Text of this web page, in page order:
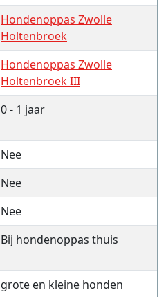
Hondenoppas Zwolle
Holtenbroek
Hondenoppas Zwolle
Holtenbroek III
0 - 1 jaar
Nee
Nee
Nee
Bij hondenoppas thuis
grote en kleine honden